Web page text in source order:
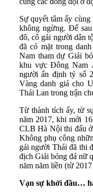
Sự quyết tâm ấy
không ngừng. Để
đô, cô gái người dân
đã có mặt trong
Nam tham dự Giải
khu vực Đông Nam
người ấn định tỷ số
Vàng danh giá cho
Thái Lan trong trận
Từ thành tích ấy, từ
năm 2017, khi mới
CLB Hà Nội thi đấu
Không phụ công
gái người Thái đã thi
địch Giải bóng đá nữ
năm năm liền (từ
Vạn sự khởi đầu…